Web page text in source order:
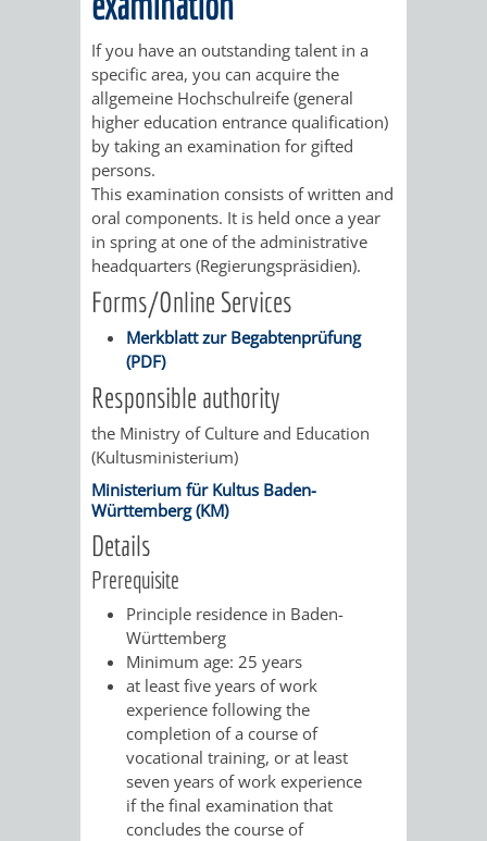
HILFE
MENSCHEN
MIT
BEHINDERUNG
MENSCHEN
MIT
MIGRANTEN
/
FLÜCHTLINGE
BAUHERREN
BAUHERRENBERATUNG
GRUNDSTÜCKSWERTERMITTLUNG
DENKMALSCHUTZ
AUFGABEN
DER
UNTEREN
DENKMALSCHUTZBEHÖRDE
STEUERVORTEILE
SATZUNGEN
IM
GENEHMIGUNGSVERFAHREN
TAG
DES
OFFENEN
DENKMALS
VERKAUF
BAUPLÄTZE
VERKAUF
STÄDTISCHER
/
LIEGENSCHAFTEN
ABWASSERBESEITIGUNG
ERSCHLIESSUNGSBEITRAG
ANTRAGSVERFAHREN
BERATUNGSERGEBNISSE
/
SITZUNGSUNTERLAGEN
AUSSCHÜSSE
BAURECHT
AMT
If you have an outstanding talent in a
specific area, you can acquire the
allgemeine Hochschulreife (general
higher education entrance qualification)
by taking an examination for gifted
persons.
This examination consists of written and
oral components. It is held once a year
in spring at one of the administrative
headquarters (Regierungspräsidien).
Forms/Online Services
Merkblatt zur Begabtenprüfung
(PDF)
Responsible authority
the Ministry of Culture and Education
(Kultusministerium)
Ministerium für Kultus Baden-
Württemberg (KM)
Details
Prerequisite
Principle residence in Baden-
Württemberg
Minimum age: 25 years
at least five years of work
experience following the
completion of a course of
vocational training, or at least
seven years of work experience
if the final examination that
concludes the course of